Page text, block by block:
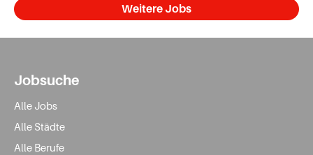
Weitere Jobs
Jobsuche
Alle Jobs
Alle Städte
Alle Berufe